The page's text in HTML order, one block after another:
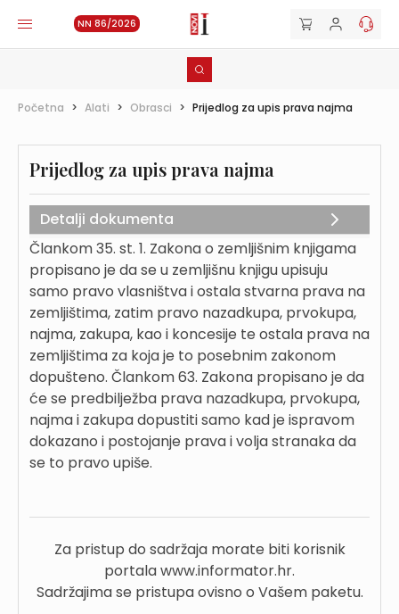
NN 86/2026
Početna > Alati > Obrasci > Prijedlog za upis prava najma
Prijedlog za upis prava najma
Detalji dokumenta
Člankom 35. st. 1. Zakona o zemljišnim knjigama
propisano je da se u zemljišnu knjigu upisuju
samo pravo vlasništva i ostala stvarna prava na
zemljištima, zatim pravo nazadkupa, prvokupa,
najma, zakupa, kao i koncesije te ostala prava na
zemljištima za koja je to posebnim zakonom
dopušteno. Člankom 63. Zakona propisano je da
će se predbilježba prava nazadkupa, prvokupa,
najma i zakupa dopustiti samo kad je ispravom
dokazano i postojanje prava i volja stranaka da
se to pravo upiše.
Za pristup do sadržaja morate biti korisnik
portala www.informator.hr.
Sadržajima se pristupa ovisno o Vašem paketu.